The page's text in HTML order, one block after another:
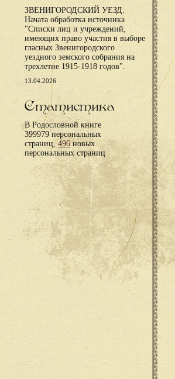
ЗВЕНИГОРОДСКИЙ УЕЗД:
Начата обработка источника
"Списки лиц и учреждений,
имеющих право участия в выборе
гласных Звенигородского
уездного земского собрания на
трехлетие 1915-1918 годов".
13.04.2026
Статистика
В Родословной книге
399979 персональных
страниц,496новых
персональных страниц